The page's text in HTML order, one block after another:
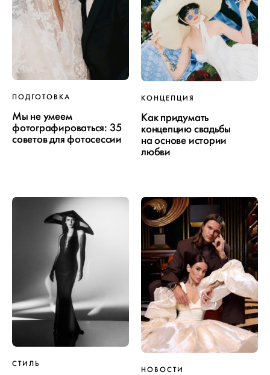
ПОДГОТОВКА
Мы не умеем
фотографироваться: 35
советов для фотосессии
КОНЦЕПЦИЯ
Как придумать
концепцию свадьбы
на основе истории
любви
СТИЛЬ
НОВОСТИ